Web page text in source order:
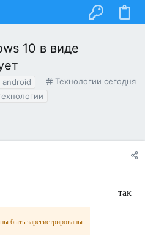
10 в виде
К
Технологии сегодня
android
так
быть зарегистрированы